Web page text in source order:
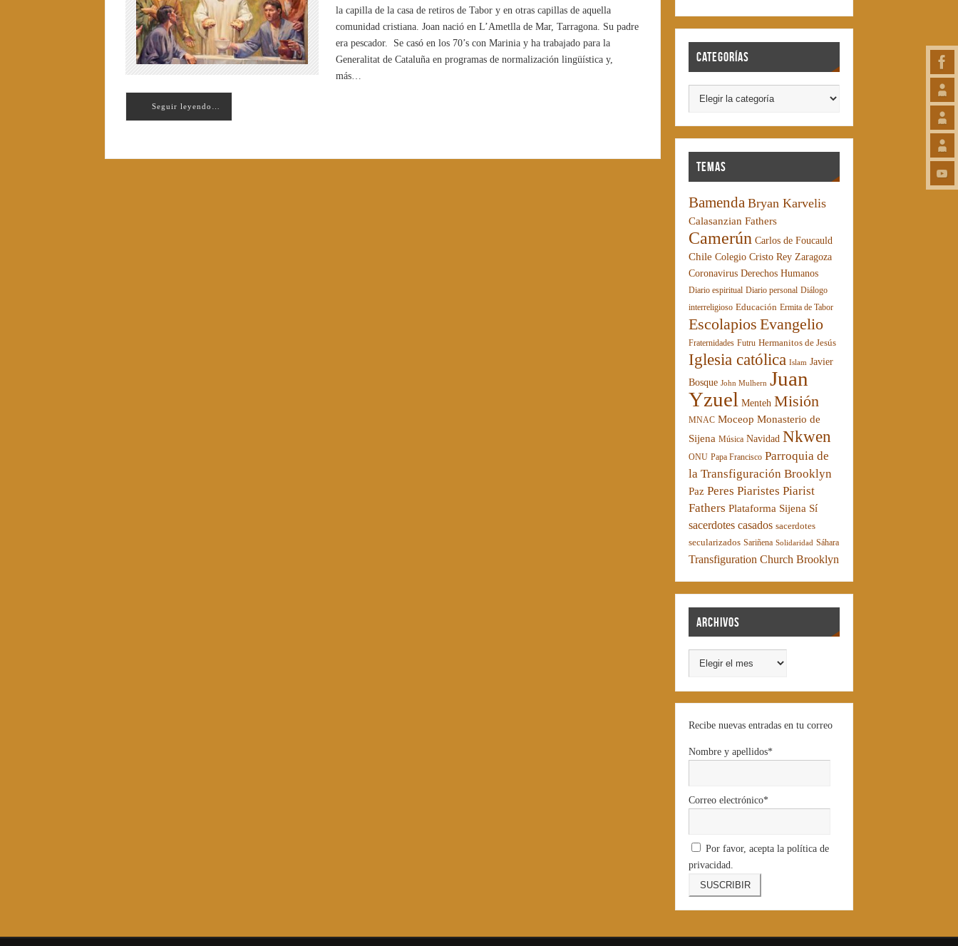
la capilla de la casa de retiros de Tabor y en otras capillas de aquella
comunidad cristiana. Joan nació en L’Ametlla de Mar, Tarragona. Su padre
era pescador. Se casó en los 70’s con Marinia y ha trabajado para la
Generalitat de Cataluña en programas de normalización lingüística y,
más…
Seguir leyendo…
Categorías
Temas
Bamenda Bryan Karvelis
Calasanzian Fathers
Camerún Carlos de Foucauld
Chile Colegio Cristo Rey Zaragoza
Coronavirus Derechos Humanos
Diario espiritual Diario personal Diálogo
interreligioso Educación Ermita de Tabor
Escolapios Evangelio
Fraternidades Futru Hermanitos de Jesús
Iglesia católica Islam Javier
Bosque John Mulhern Juan
Yzuel Menteh Misión
MNAC Moceop Monasterio de
Sijena Música Navidad Nkwen
ONU Papa Francisco Parroquia de
la Transfiguración Brooklyn
Paz Peres Piaristes Piarist
Fathers Plataforma Sijena Sí
sacerdotes casados sacerdotes
secularizados Sariñena Solidaridad Sáhara
Transfiguration Church Brooklyn
Archivos
Recibe nuevas entradas en tu correo
Nombre y apellidos*
Correo electrónico*
Por favor, acepta la política de
privacidad.